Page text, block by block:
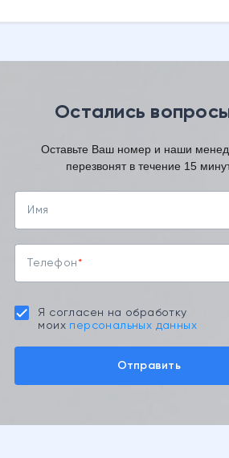
Остались
Оставьте Ваш номер и наши
перезвонят в течение 15
Имя
Телефон
Я согласен на обработку
моих персональных данных
Отправить